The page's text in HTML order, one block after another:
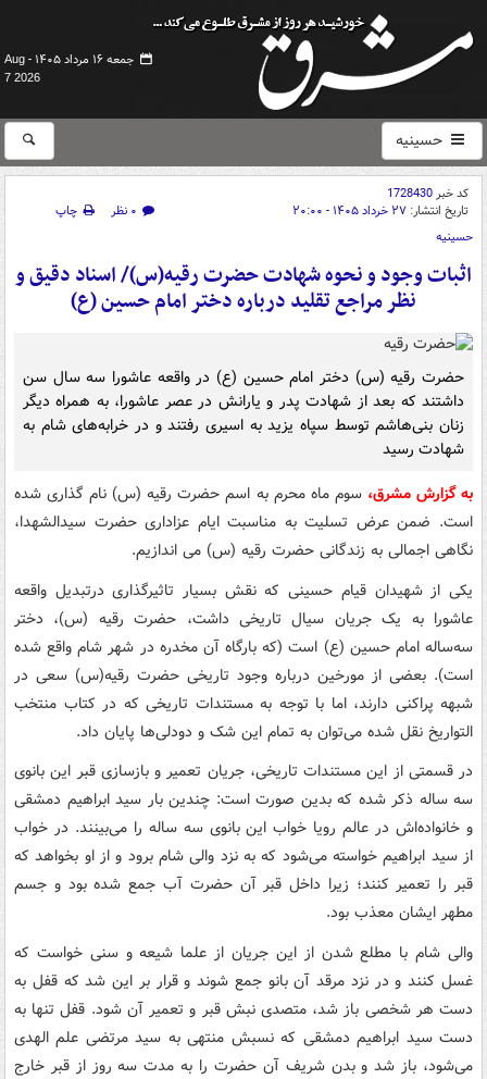
جمعه ۱۶ مرداد ۱۴۰۵ -
Aug
7 2026
حسینیه
کد خبر1728430
تاریخ انتشار: ۲۷ خرداد ۱۴۰۵ - ۲۰:۰۰ ۰ نظر
چاپ
حسینیه
اثبات وجود و نحوه شهادت حضرت رقیه(س)/ اسناد دقیق و
نظر مراجع تقلید درباره دختر امام حسین (ع)
حضرت رقیه (س) دختر امام حسین (ع) در واقعه عاشورا سه سال سن
داشتند که بعد از شهادت پدر و یارانش در عصر عاشورا، به همراه دیگر
زنان بنی‌هاشم توسط سپاه یزید به اسیری رفتند و در خرابه‌های شام به
شهادت رسید
به گزارش مشرق،سوم ماه محرم به اسم حضرت رقیه (س) نام گذاری شده
است. ضمن عرض تسلیت به مناسبت ایام عزاداری حضرت سیدالشهدا،
نگاهی اجمالی به زندگانی حضرت رقیه (س) می اندازیم.
یکی از شهیدان قیام حسینی که نقش بسیار تاثیرگذاری درتبدیل واقعه
عاشورا به یک جریان سیال تاریخی داشت، حضرت رقیه (س)، دختر
سه‌ساله امام حسین (ع) است (که بارگاه آن مخدره در شهر شام واقع شده
است). بعضی از مورخین درباره وجود تاریخی حضرت رقیه(س) سعی در
شبهه پراکنی دارند، اما با توجه به مستندات تاریخی که در کتاب منتخب
التواریخ نقل شده می‌توان به تمام این شک و دودلی‌ها پایان داد.
در قسمتی از این مستندات تاریخی، جریان تعمیر و بازسازی قبر این بانوی
سه ساله ذکر شده که بدین صورت است: چندین بار سید ابراهیم دمشقی
و خانواده‌اش در عالم رویا خواب این بانوی سه ساله را می‌بینند. در خواب
از سید ابراهیم خواسته می‌شود که به نزد والی شام برود و از او بخواهد که
قبر را تعمیر کنند؛ زیرا داخل قبر آن حضرت آب جمع شده بود و جسم
مطهر ایشان معذب بود.
والی شام با مطلع شدن از این جریان از علما شیعه و سنی خواست که
غسل کنند و در نزد مرقد آن بانو جمع شوند و قرار بر این شد که قفل به
دست هر شخصی باز شد، متصدی نبش قبر و تعمیر آن شود. قفل تنها به
دست سید ابراهیم دمشقی که نسبش منتهی به سید مرتضی علم الهدی
می‌شود، باز شد و بدن شریف آن حضرت را به مدت سه روز از قبر خارج